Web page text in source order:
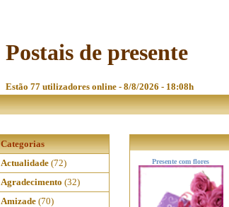
Postais de presente
Estão 77 utilizadores online - 8/8/2026 - 18:08h
Categorias
Actualidade (72)
Agradecimento (32)
Amizade (70)
Presente com flores